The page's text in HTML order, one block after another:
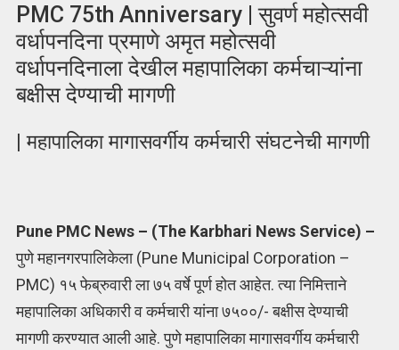
PMC 75th Anniversary | सुवर्ण महोत्सवी
वर्धापनदिना प्रमाणे अमृत महोत्सवी
वर्धापनदिनाला देखील महापालिका कर्मचाऱ्यांना
बक्षीस देण्याची मागणी
| महापालिका मागासवर्गीय कर्मचारी संघटनेची मागणी
Pune PMC News – (The Karbhari News Service) –
पुणे महानगरपालिकेला (Pune Municipal Corporation –
PMC) १५ फेब्रुवारी ला ७५ वर्षे पूर्ण होत आहेत. त्या निमित्ताने
महापालिका अधिकारी व कर्मचारी यांना ७५००/- बक्षीस देण्याची
मागणी करण्यात आली आहे. पुणे महापालिका मागासवर्गीय कर्मचारी